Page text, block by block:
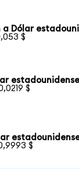
a Dólar
$
estadounidense
$
$